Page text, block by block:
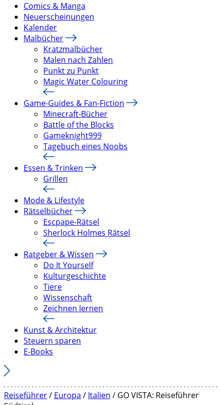
Comics & Manga
Neuerscheinungen
Kalender
Malbücher
Kratzmalbücher
Malen nach Zahlen
Punkt zu Punkt
Magic Water Colouring
Game-Guides & Fan-Fiction
Minecraft-Bücher
Battle of the Blocks
Gameknight999
Tagebuch eines Noobs
Essen & Trinken
Grillen
Mode & Lifestyle
Rätselbücher
Escpape-Rätsel
Sherlock Holmes Rätsel
Ratgeber & Wissen
Do It Yourself
Kulturgeschichte
Tiere
Wissenschaft
Zeichnen lernen
Kunst & Architektur
Steuern sparen
E-Books
Reiseführer/ Europa / Italien / GO VISTA: Reiseführer